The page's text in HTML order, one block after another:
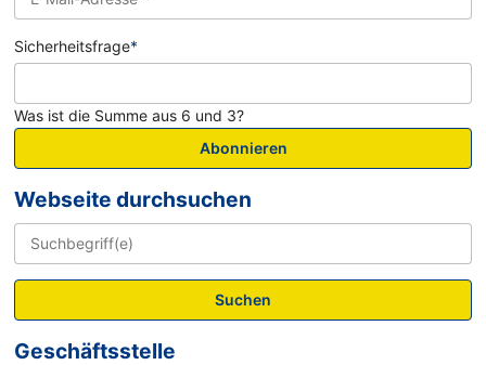
Sicherheitsfrage*
Was ist die Summe aus 6 und 3?
Abonnieren
Webseite durchsuchen
Suchen
Geschäftsstelle